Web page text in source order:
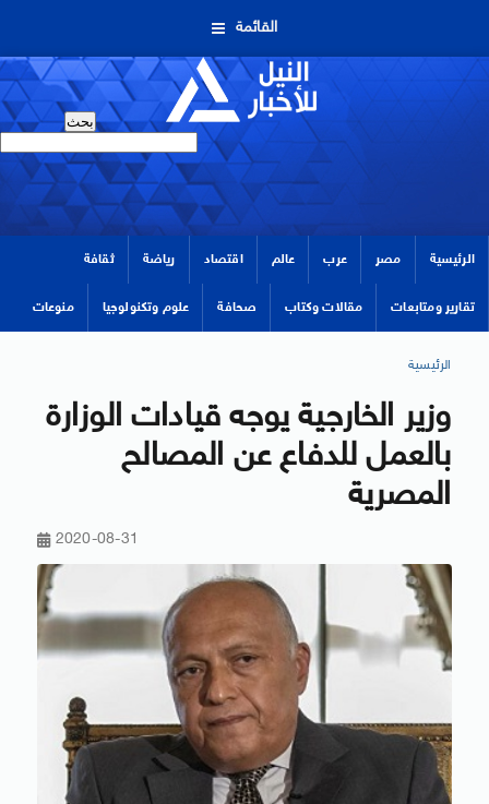
القائمة
الرئيسية مصر عرب عالم اقتصاد رياضة ثقافة
تقارير ومتابعات مقالات وكتاب صحافة علوم وتكنولوجيا منوعات
الرئيسية
وزير الخارجية يوجه قيادات الوزارة
بالعمل للدفاع عن المصالح
المصرية
2020-08-31